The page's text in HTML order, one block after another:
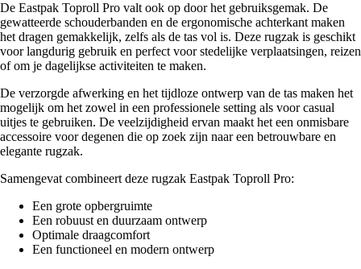
De Eastpak Toproll Pro valt ook op door het gebruiksgemak. De
gewatteerde schouderbanden en de ergonomische achterkant maken
het dragen gemakkelijk, zelfs als de tas vol is. Deze rugzak is geschikt
voor langdurig gebruik en perfect voor stedelijke verplaatsingen, reizen
of om je dagelijkse activiteiten te maken.
De verzorgde afwerking en het tijdloze ontwerp van de tas maken het
mogelijk om het zowel in een professionele setting als voor casual
uitjes te gebruiken. De veelzijdigheid ervan maakt het een onmisbare
accessoire voor degenen die op zoek zijn naar een betrouwbare en
elegante rugzak.
Samengevat combineert deze rugzak Eastpak Toproll Pro:
Een grote opbergruimte
Een robuust en duurzaam ontwerp
Optimale draagcomfort
Een functioneel en modern ontwerp